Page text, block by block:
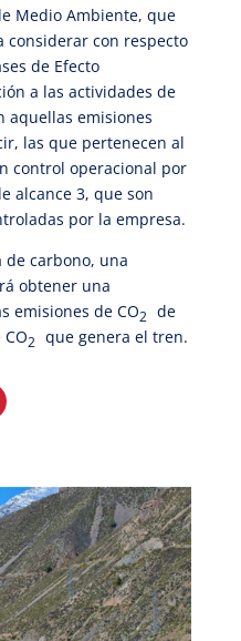
Medio Ambiente, que
considerar con respecto
de Efecto
a las actividades de
aquellas emisiones
las que pertenecen al
control operacional por
alcance 3, que son
por la empresa.
de carbono, una
obtener una
emisiones de CO2
de
2 que genera el tren.